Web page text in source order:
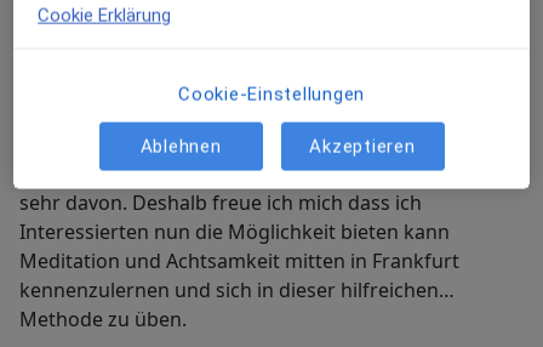
Seit dem Frühjahr 2018 biete ich Kurse in Meditation
und Achtsamkeit an: die Buddhistische Stadt-Praxis.
Ich selbst meditiere seit gut 20 Jahren und profitiere
sehr davon. Deshalb freue ich mich dass ich
Interessierten nun die Möglichkeit bieten kann
Meditation und Achtsamkeit mitten in Frankfurt
kennenzulernen und sich in dieser hilfreichen
Methode zu üben.
Cookie Erklärung
Cookie-Einstellungen
Ablehnen Akzeptieren